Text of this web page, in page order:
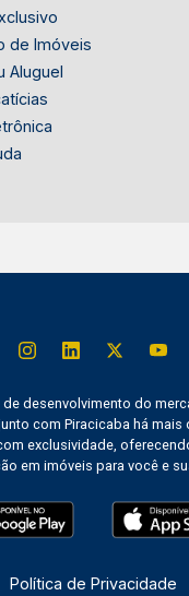
de Imóveis
Aluguel
desenvolvimento do
com Piracicaba há mais
exclusividade,
em imóveis para você e
Política de Privacidade